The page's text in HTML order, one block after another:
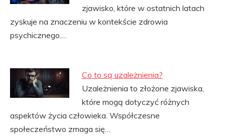
zjawisko, które w ostatnich latach
zyskuje na znaczeniu w kontekście zdrowia
psychicznego.…
Co to są uzależnienia?
Uzależnienia to złożone zjawiska,
które mogą dotyczyć różnych
aspektów życia człowieka. Współczesne
społeczeństwo zmaga się…